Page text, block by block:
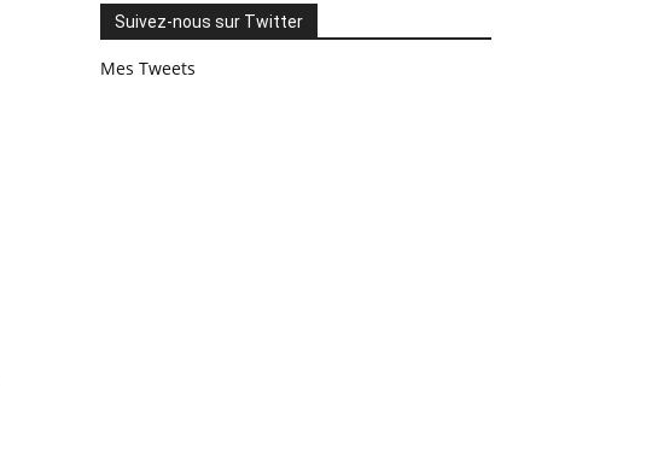
Suivez-nous sur Twitter
Mes Tweets